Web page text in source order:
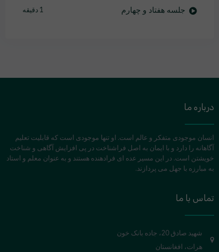
جلسه هفتاد و چهارم 1 دقیقه
درباره ما
انسان موجودی متفکر و عالم است. او تنها موجودی است که قابلیت تعلیم
آگاهانه را دارد و با ایمان به اصل فراشناخت در پی افزایش آگاهی و شناخت
خویشتن است. در این مسیر عده ای فرادهنده هستند و به عنوان معلم و استاد
به مبارزه با جهل می پردازند.
تماس با ما
شهید صادق 20، جاده بانک خون
هرات، افغانستان